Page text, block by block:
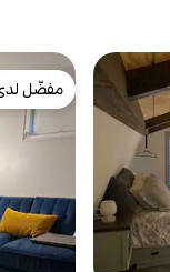
مفضّل
مفضّل